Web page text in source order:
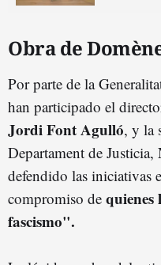
Obra de
Por parte de la
han participado el
Jordi Font Agulló, y la
Departament de Justicia,
defendido las iniciativas
compromiso de
fascismo".